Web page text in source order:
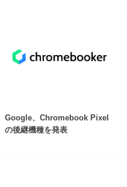
Google、Chromebook Pixel
の後継機種を発表